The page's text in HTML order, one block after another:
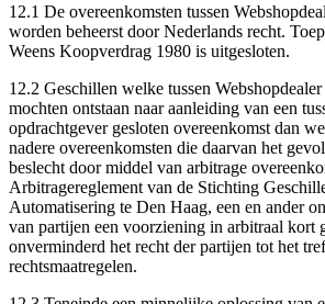
12.1 De overeenkomsten tussen
worden beheerst door Nederlands recht.
Weens Koopverdrag 1980 is uitgesloten.
12.2 Geschillen welke tussen
mochten ontstaan naar aanleiding van een
opdrachtgever gesloten overeenkomst dan
nadere overeenkomsten die daarvan het
beslecht door middel van arbitrage
Arbitragereglement van de Stichting
Automatisering te Den Haag, een en ander
van partijen een voorziening in arbitraal kort
onverminderd het recht der partijen tot het
rechtsmaatregelen.